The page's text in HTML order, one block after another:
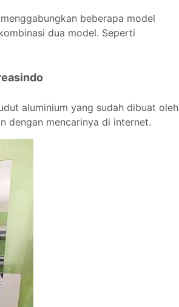
beberapa model
dua model. Seperti
aluminium yang sudah dibuat oleh
dengan mencarinya di internet.